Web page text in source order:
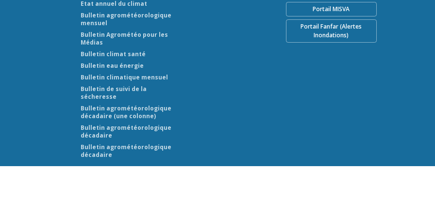
Etat annuel du climat
Bulletin agrométéorologique
mensuel
Bulletin Agrométéo pour les
Médias
Bulletin climat santé
Bulletin eau énergie
Bulletin climatique mensuel
Bulletin de suivi de la
sécheresse
Bulletin agrométéorologique
décadaire (une colonne)
Bulletin agrométéorologique
décadaire
Bulletin agrométéorologique
décadaire
Portail MISVA
Portail Fanfar (Alertes
Inondations)